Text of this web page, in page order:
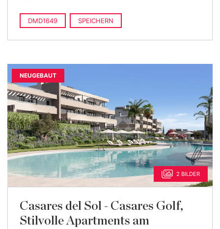
231 m2gebaut
DMD1649 SPEICHERN
NEUGEBAUT
2 BILDER
Casares del Sol - Casares Golf,
Stilvolle Apartments am